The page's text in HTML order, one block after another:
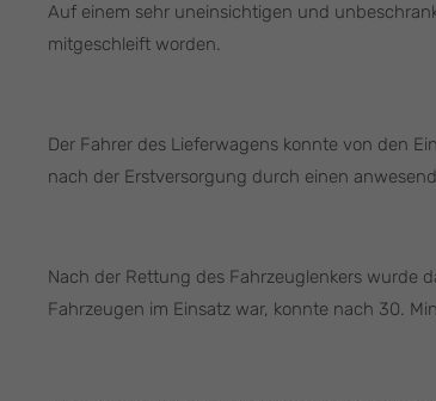
Auf einem sehr uneinsichtigen und
mitgeschleift worden.
Der Fahrer des Lieferwagens konnte von den
nach der Erstversorgung durch einen
Nach der Rettung des Fahrzeuglenkers wurde
Fahrzeugen im Einsatz war, konnte nach 30.